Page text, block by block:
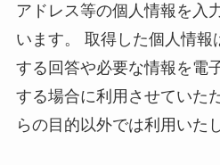
アドレス等の個人情報を入
います。 取得した個人情報
する回答や必要な情報を電
する場合に利用させていた
らの目的以外では利用いた